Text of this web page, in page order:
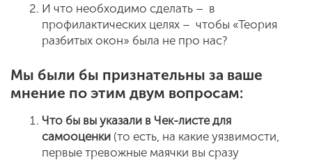
И что необходимо сделать – в
профилактических целях – чтобы «Теория
разбитых окон» была не про нас?
Мы были бы признательны за ваше
мнение по этим двум вопросам:
Что бы вы указали в Чек-листе для
самооценки (то есть, на какие уязвимости,
первые тревожные маячки вы сразу